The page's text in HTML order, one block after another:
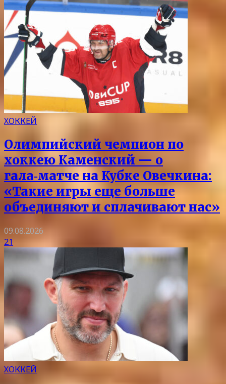
ХОККЕЙ
Олимпийский чемпион по
хоккею Каменский — о
гала‑матче на Кубке Овечкина:
«Такие игры еще больше
объединяют и сплачивают нас»
09.08.2026
21
ХОККЕЙ